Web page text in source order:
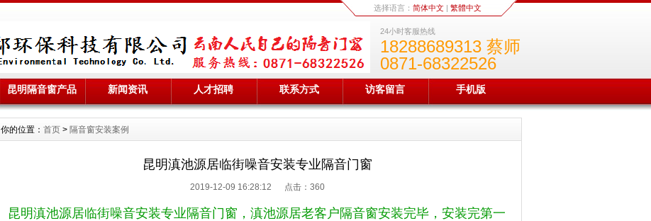
选择语言： 简体中文| 繁體中文
24小时客服热线
18288689313 蔡师
0871-68322526
昆明隔音窗产品 新闻资讯 人才招聘 联系方式 访客留言 手机版
你的位置： 首页 > 隔音窗安装案例
昆明滇池源居临街噪音安装专业隔音门窗
2019-12-09 16:28:12 点击： 360
昆明滇池源居临街噪音安装专业隔音门窗， 滇池源居老客户隔音窗安装完毕，安装完第一